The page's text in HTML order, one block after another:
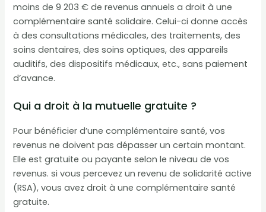
moins de 9 203 € de revenus annuels a droit à une
complémentaire santé solidaire. Celui-ci donne accès
à des consultations médicales, des traitements, des
soins dentaires, des soins optiques, des appareils
auditifs, des dispositifs médicaux, etc., sans paiement
d’avance.
Qui a droit à la mutuelle gratuite ?
Pour bénéficier d’une complémentaire santé, vos
revenus ne doivent pas dépasser un certain montant.
Elle est gratuite ou payante selon le niveau de vos
revenus. si vous percevez un revenu de solidarité active
(RSA), vous avez droit à une complémentaire santé
gratuite.